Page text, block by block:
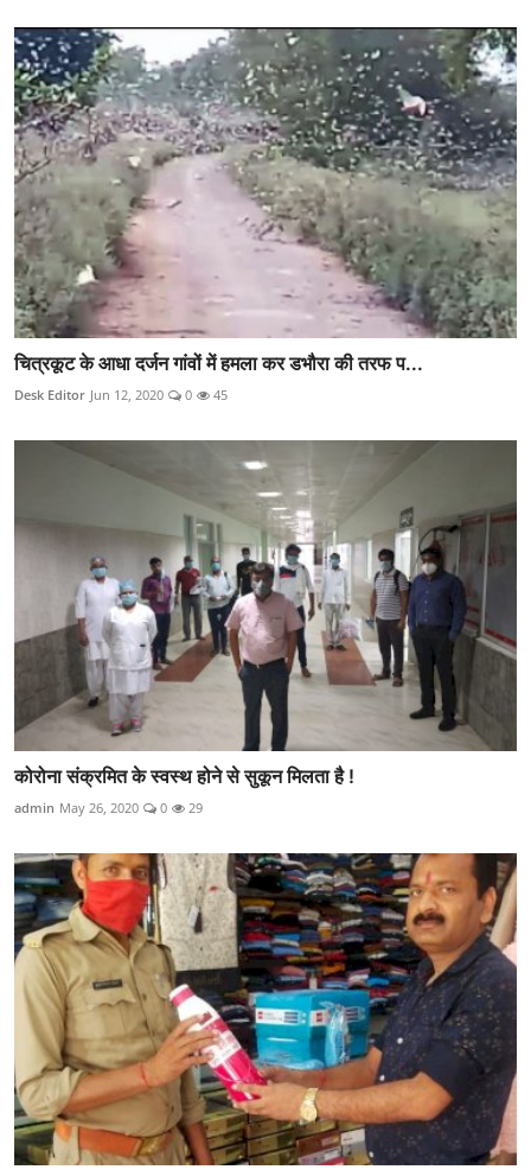
चित्रकूट के आधा दर्जन गांवों में हमला कर डभौरा की तरफ प...
Desk Editor Jun 12, 2020 0 45
कोरोना संक्रमित के स्वस्थ होने से सुकून मिलता है !
admin May 26, 2020 0 29